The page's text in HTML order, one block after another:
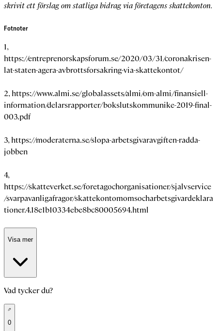
skrivit ett förslag om statliga bidrag via företagens skattekonton.
Fotnoter
1,
https://entreprenorskapsforum.se/2020/03/31/coronakrisen-
lat-staten-agera-avbrottsforsakring-via-skattekontot/
2,https://www.almi.se/globalassets/almi/om-almi/finansiell-
information/delarsrapporter/bokslutskommunike-2019-final-
003.pdf
3,https://moderaterna.se/slopa-arbetsgivaravgiften-radda-
jobben
4,
https://skatteverket.se/foretagochorganisationer/sjalvservice
/svarpavanligafragor/skattekontomomsocharbetsgivardeklara
tioner.4.18e1b10334ebe8bc80005694.html
Visa mer
Vad tycker du?
0